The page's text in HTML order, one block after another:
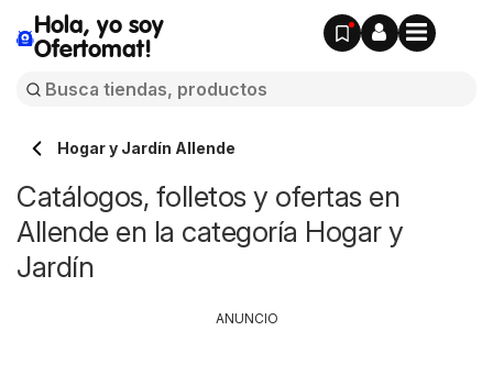
Hola, yo soy
Ofertomat!
Hogar y Jardín Allende
Catálogos, folletos y ofertas en
Allende en la categoría Hogar y
Jardín
ANUNCIO